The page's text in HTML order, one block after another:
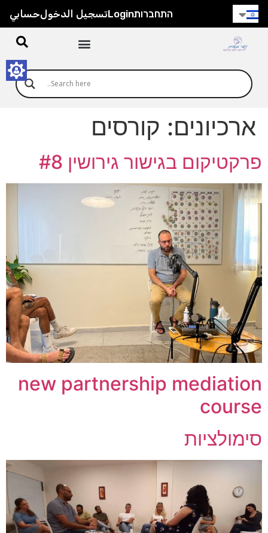
התחברותLoginتسجيل الدخولحسابي
ארכיונים: קורסים
פרקטיקום בגישור גירושין #8
new partnership mediation
course
סימולציות